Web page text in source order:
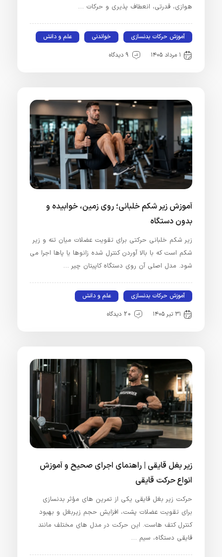
هوازی، قدرتی، انعطاف‌ پذیری و حرکات …
آموزش حرکات بدنسازی خواندنی علم و دانش
۱ مرداد ۱۴۰۵ 9 دیدگاه
آموزش زیر شکم خلبانی؛ روی زمین، خوابیده و
بدون دستگاه
زیر شکم خلبانی حرکتی برای تقویت عضلات میان تنه و زیر
شکم است که با بالا آوردن کنترل‌ شده زانوها یا پاها اجرا می‌
شود. مدل اصلی آن روی دستگاه کاپیتان‌ چیر …
آموزش حرکات بدنسازی علم و دانش
۳۱ تیر ۱۴۰۵ 20 دیدگاه
زیر بغل قایقی | راهنمای اجرای صحیح و آموزش
انواع حرکت قایقی
حرکت زیر بغل قایقی یکی از تمرین‌ های مؤثر بدنسازی
برای تقویت عضلات پشت، افزایش حجم زیربغل و بهبود
کنترل کتف‌ هاست. این حرکت در مدل‌ های مختلف مانند
قایقی دستگاه، سیم‌ …